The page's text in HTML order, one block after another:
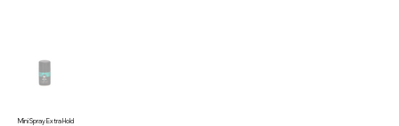
Mini Spray Extra Hold